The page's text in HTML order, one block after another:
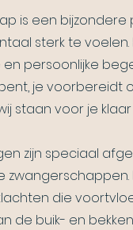
is een
sterk te
en persoonlijke
je voorbereidt
staan voor je
zijn speciaal
die
de buik- en